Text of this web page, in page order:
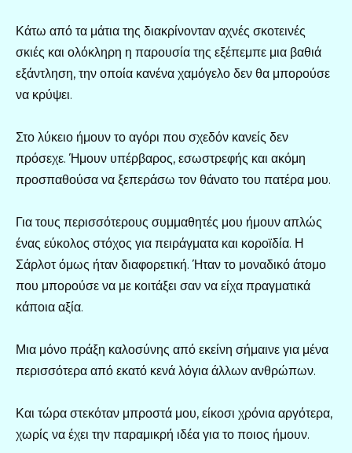
Κάτω από τα μάτια της διακρίνονταν αχνές σκοτεινές
σκιές και ολόκληρη η παρουσία της εξέπεμπε μια βαθιά
εξάντληση, την οποία κανένα χαμόγελο δεν θα μπορούσε
να κρύψει.
Στο λύκειο ήμουν το αγόρι που σχεδόν κανείς δεν
πρόσεχε. Ήμουν υπέρβαρος, εσωστρεφής και ακόμη
προσπαθούσα να ξεπεράσω τον θάνατο του πατέρα μου.
Για τους περισσότερους συμμαθητές μου ήμουν απλώς
ένας εύκολος στόχος για πειράγματα και κοροϊδία. Η
Σάρλοτ όμως ήταν διαφορετική. Ήταν το μοναδικό άτομο
που μπορούσε να με κοιτάξει σαν να είχα πραγματικά
κάποια αξία.
Μια μόνο πράξη καλοσύνης από εκείνη σήμαινε για μένα
περισσότερα από εκατό κενά λόγια άλλων ανθρώπων.
Και τώρα στεκόταν μπροστά μου, είκοσι χρόνια αργότερα,
χωρίς να έχει την παραμικρή ιδέα για το ποιος ήμουν.